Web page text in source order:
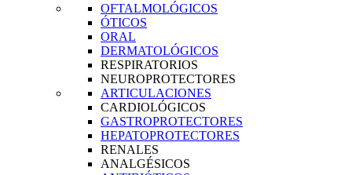
OFTALMOLÓGICOS
ÓTICOS
ORAL
DERMATOLÓGICOS
RESPIRATORIOS
NEUROPROTECTORES
ARTICULACIONES
CARDIOLÓGICOS
GASTROPROTECTORES
HEPATOPROTECTORES
RENALES
ANALGÉSICOS